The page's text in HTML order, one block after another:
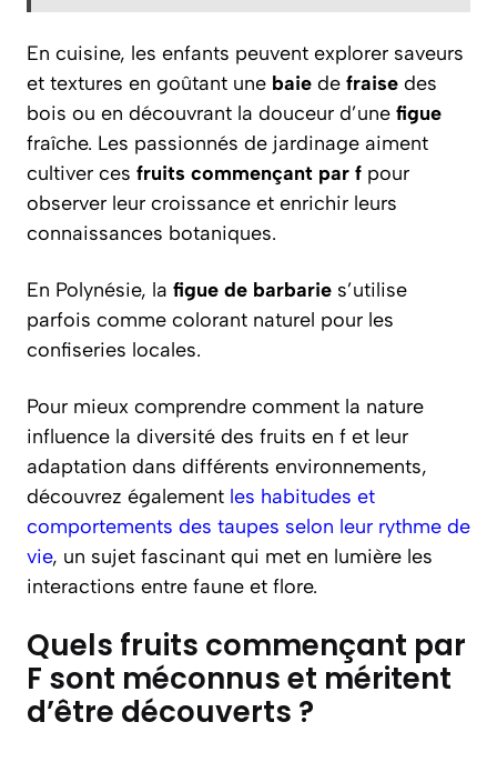
En cuisine, les enfants peuvent explorer saveurs
et textures en goûtant une baie de fraise des
bois ou en découvrant la douceur d’une figue
fraîche. Les passionnés de jardinage aiment
cultiver ces fruits commençant par f pour
observer leur croissance et enrichir leurs
connaissances botaniques.
En Polynésie, la figue de barbarie s’utilise
parfois comme colorant naturel pour les
confiseries locales.
Pour mieux comprendre comment la nature
influence la diversité des fruits en f et leur
adaptation dans différents environnements,
découvrez également les habitudes et
comportements des taupes selon leur rythme de
vie, un sujet fascinant qui met en lumière les
interactions entre faune et flore.
Quels fruits commençant par
F sont méconnus et méritent
d’être découverts ?